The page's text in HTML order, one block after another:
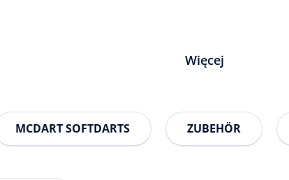
Więcej
MCDART SOFTDARTS ZUBEHÖR